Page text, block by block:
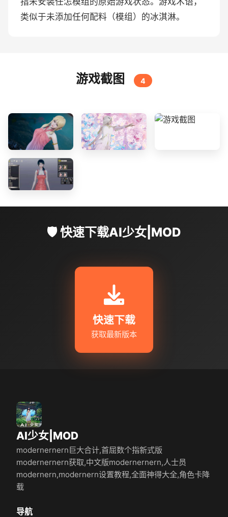
类似于未添加任何配料（模组）的冰淇淋。
游戏截图 4
🛡️ 快速下载AI少女|MOD
快速下载
获取最新版本
AI少女|MOD
modernernern巨大合计,首屈数个指新式版
modernernern获取,中文版modernernern,人士员
modernern,modernern设置教程,全面神得大全,角色卡降
载
导航